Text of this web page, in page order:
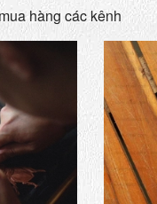
hàng các kênh